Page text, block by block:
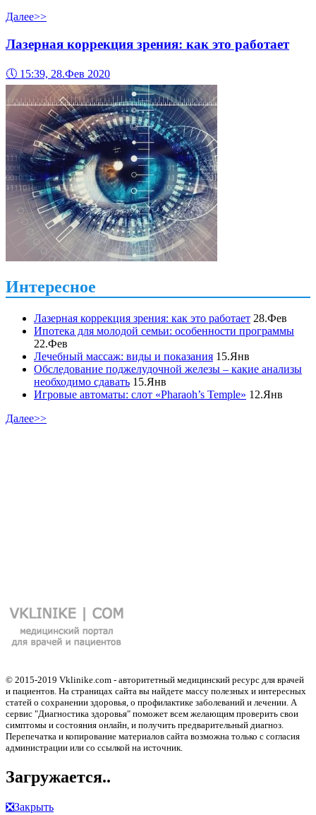
Далее>>
Лазерная коррекция зрения: как это работает
🕔 15:39, 28.Фев 2020
Интересное
Лазерная коррекция зрения: как это работает 28.Фев
Ипотека для молодой семьи: особенности программы
22.Фев
Лечебный массаж: виды и показания 15.Янв
Обследование поджелудочной железы – какие анализы
необходимо сдавать 15.Янв
Игровые автоматы: слот «Pharaoh’s Temple» 12.Янв
Далее>>
© 2015-2019 Vklinike.com - авторитетный медицинский ресурс для врачей
и пациентов. На страницах сайта вы найдете массу полезных и интересных
статей о сохранении здоровья, о профилактике заболеваний и лечении. А
сервис "Диагностика здоровья" поможет всем желающим проверить свои
симптомы и состояния онлайн, и получить предварительный диагноз.
Перепечатка и копирование материалов сайта возможна только с согласия
администрации или со ссылкой на источник.
Загружается..
❎Закрыть